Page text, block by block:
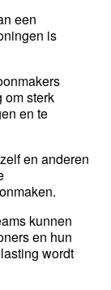
een
is
om sterk
en te
en anderen
kunnen
en hun
wordt